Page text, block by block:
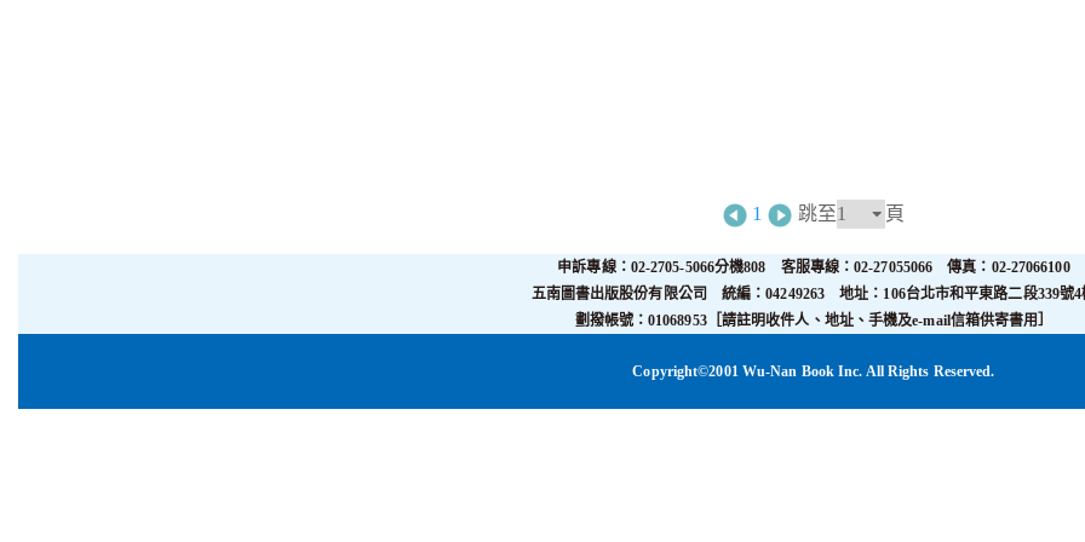
1 跳至 頁
申訴專線：02-2705-5066分機808 客服專線：02-27055066 傳真：02-27066100
五南圖書出版股份有限公司 統編：04249263 地址：106台北市和平東路二段339號4
劃撥帳號：01068953［請註明收件人、地址、手機及e-mail信箱供寄書用］
Copyright©2001 Wu-Nan Book Inc. All Rights Reserved.